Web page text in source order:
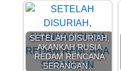
SETELAH DISURIAH,
AKANKAH RUSIA
REDAM RENCANA
SERANGAN…